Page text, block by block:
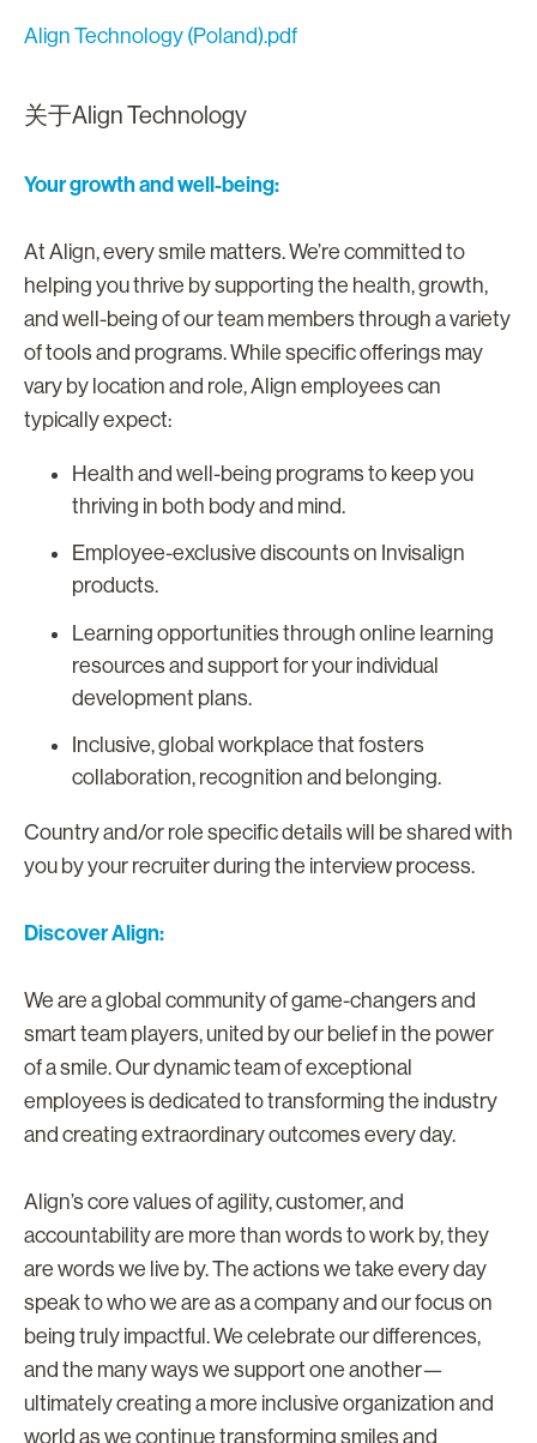
Align Technology (Poland).pdf
关于Align Technology
Your growth and well-being:
At Align, every smile matters. We’re committed to
helping you thrive by supporting the health, growth,
and well-being of our team members through a variety
of tools and programs. While specific offerings may
vary by location and role, Align employees can
typically expect:
Health and well-being programs to keep you
thriving in both body and mind.
Employee-exclusive discounts on Invisalign
products.
Learning opportunities through online learning
resources and support for your individual
development plans.
Inclusive, global workplace that fosters
collaboration, recognition and belonging.
Country and/or role specific details will be shared with
you by your recruiter during the interview process.
Discover Align:
We are a global community of game-changers and
smart team players, united by our belief in the power
of a smile. Our dynamic team of exceptional
employees is dedicated to transforming the industry
and creating extraordinary outcomes every day.
Align’s core values of agility, customer, and
accountability are more than words to work by, they
are words we live by. The actions we take every day
speak to who we are as a company and our focus on
being truly impactful. We celebrate our differences,
and the many ways we support one another—
ultimately creating a more inclusive organization and
world as we continue transforming smiles and